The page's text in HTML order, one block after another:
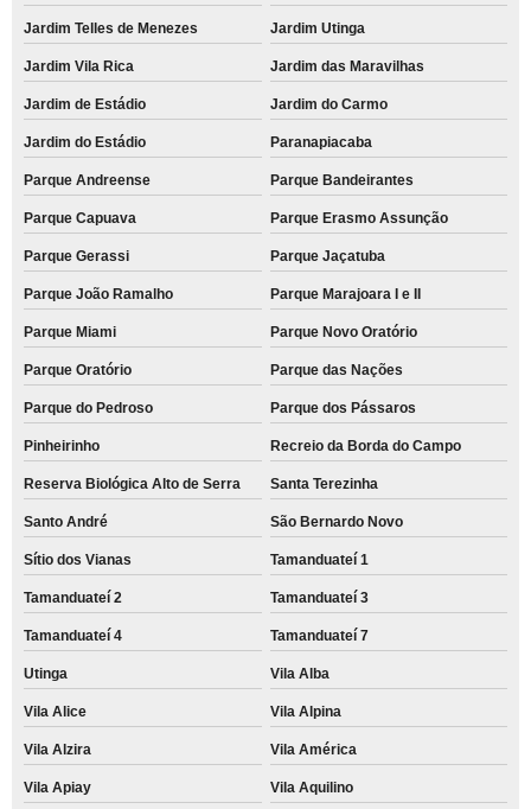
Jardim Telles de Menezes Jardim Utinga
Jardim Vila Rica Jardim das Maravilhas
Jardim de Estádio Jardim do Carmo
Jardim do Estádio Paranapiacaba
Parque Andreense Parque Bandeirantes
Parque Capuava Parque Erasmo Assunção
Parque Gerassi Parque Jaçatuba
Parque João Ramalho Parque Marajoara I e II
Parque Miami Parque Novo Oratório
Parque Oratório Parque das Nações
Parque do Pedroso Parque dos Pássaros
Pinheirinho Recreio da Borda do Campo
Reserva Biológica Alto de Serra Santa Terezinha
Santo André São Bernardo Novo
Sítio dos Vianas Tamanduateí 1
Tamanduateí 2 Tamanduateí 3
Tamanduateí 4 Tamanduateí 7
Utinga Vila Alba
Vila Alice Vila Alpina
Vila Alzira Vila América
Vila Apiay Vila Aquilino